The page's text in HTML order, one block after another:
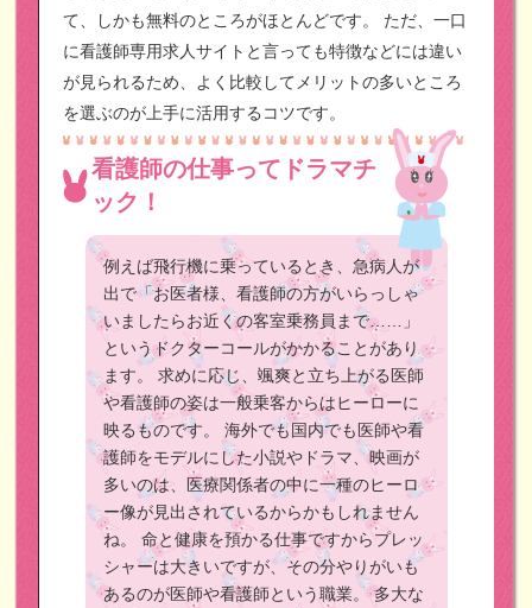
て、しかも無料のところがほとんどです。
ただ、一口
に看護師専用求人サイトと言っても特徴などには違い
が見られるため、よく比較してメリットの多いところ
を選ぶのが上手に活用するコツです。
看護師の仕事ってドラマチ
ック！
例えば飛行機に乗っているとき、急病人が
出で「お医者様、看護師の方がいらっしゃ
いましたらお近くの客室乗務員まで……」
というドクターコールがかかることがあり
ます。
求めに応じ、颯爽と立ち上がる医師
や看護師の姿は一般乗客からはヒーローに
映るものです。
海外でも国内でも医師や看
護師をモデルにした小説やドラマ、映画が
多いのは、医療関係者の中に一種のヒーロ
ー像が見出されているからかもしれません
ね。
命と健康を預かる仕事ですからプレッ
シャーは大きいですが、その分やりがいも
あるのが医師や看護師という職業。多大な